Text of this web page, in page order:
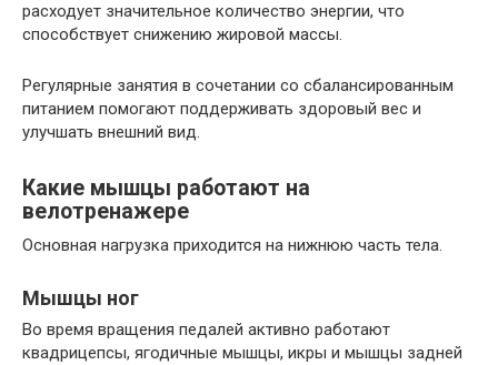
расходует значительное количество энергии, что
способствует снижению жировой массы.
Регулярные занятия в сочетании со сбалансированным
питанием помогают поддерживать здоровый вес и
улучшать внешний вид.
Какие мышцы работают на
велотренажере
Основная нагрузка приходится на нижнюю часть тела.
Мышцы ног
Во время вращения педалей активно работают
квадрицепсы, ягодичные мышцы, икры и мышцы задней